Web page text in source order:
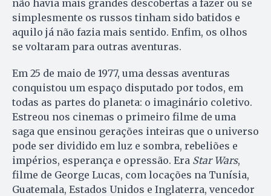
não havia mais grandes descobertas a fazer ou se
simplesmente os russos tinham sido batidos e
aquilo já não fazia mais sentido. Enfim, os olhos
se voltaram para outras aventuras.
Em 25 de maio de 1977, uma dessas aventuras
conquistou um espaço disputado por todos, em
todas as partes do planeta: o imaginário coletivo.
Estreou nos cinemas o primeiro filme de uma
saga que ensinou gerações inteiras que o universo
pode ser dividido em luz e sombra, rebeliões e
impérios, esperança e opressão. Era Star Wars,
filme de George Lucas, com locações na Tunísia,
Guatemala, Estados Unidos e Inglaterra, vencedor